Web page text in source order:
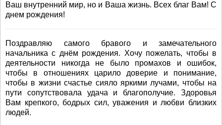
Ваш внутренний мир, но и Ваша жизнь. Всех благ Вам! С
днем рождения!
Поздравляю самого бравого и замечательного
начальника с днём рождения. Хочу пожелать, чтобы в
деятельности никогда не было промахов и ошибок,
чтобы в отношениях царило доверие и понимание,
чтобы в жизни счастье сияло яркими лучами, чтобы на
пути сопутствовала удача и благополучие. Здоровья
Вам крепкого, бодрых сил, уважения и любви близких
людей.